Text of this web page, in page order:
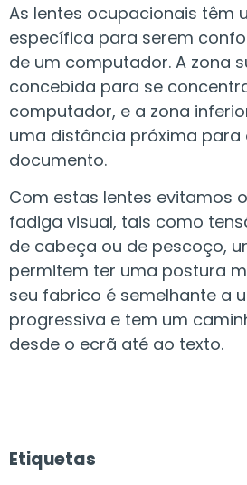
As lentes ocupacionais têm
específica para serem
de um computador. A zona
concebida para se
computador, e a zona
uma distância próxima para
documento.
Com estas lentes evitamos
fadiga visual, tais como
de cabeça ou de pescoço,
permitem ter uma postura
seu fabrico é semelhante a
progressiva e tem um
desde o ecrã até ao texto.
Etiquetas